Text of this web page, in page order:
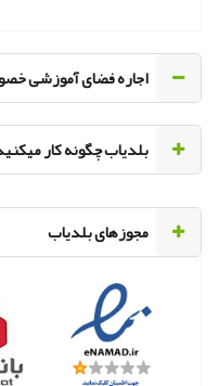
اجاره فضای آموزشی
‌بلدیاب چگونه کار
مجوزهای بلدیاب